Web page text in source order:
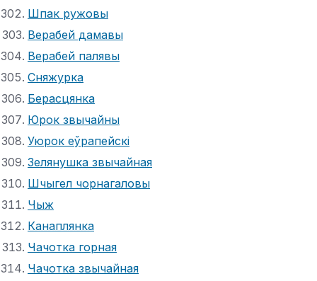
Шпак ружовы
Верабей дамавы
Верабей палявы
Сняжурка
Берасцянка
Юрок звычайны
Уюрок еўрапейскі
Зелянушка звычайная
Шчыгел чорнагаловы
Чыж
Канаплянка
Чачотка горная
Чачотка звычайная